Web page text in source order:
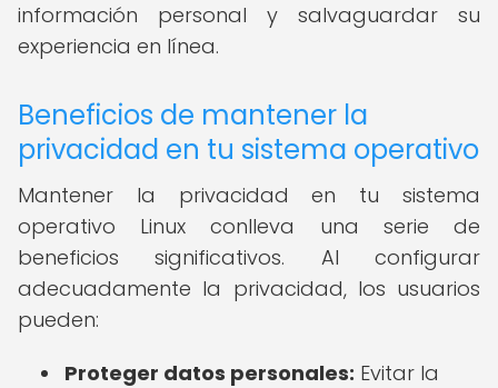
información personal y salvaguardar su
experiencia en línea.
Beneficios de mantener la
privacidad en tu sistema operativo
Mantener la privacidad en tu sistema
operativo Linux conlleva una serie de
beneficios significativos. Al configurar
adecuadamente la privacidad, los usuarios
pueden:
Proteger datos personales: Evitar la